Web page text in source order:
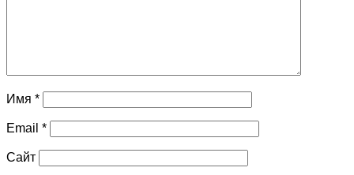
Имя *
Email *
Сайт